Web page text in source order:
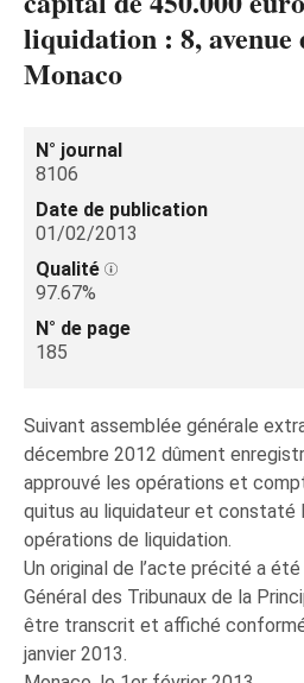
liquidation : 8, avenue
Monaco
N° journal
8106
Date de publication
01/02/2013
Qualité
97.67%
N° de page
185
Suivant assemblée générale
décembre 2012 dûment
approuvé les opérations et
quitus au liquidateur et constaté
opérations de liquidation.
Un original de l’acte précité a
Général des Tribunaux de la
être transcrit et affiché
janvier 2013.